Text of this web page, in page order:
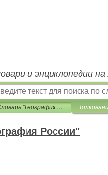
и энциклопедии
Словарь "География России"
России"